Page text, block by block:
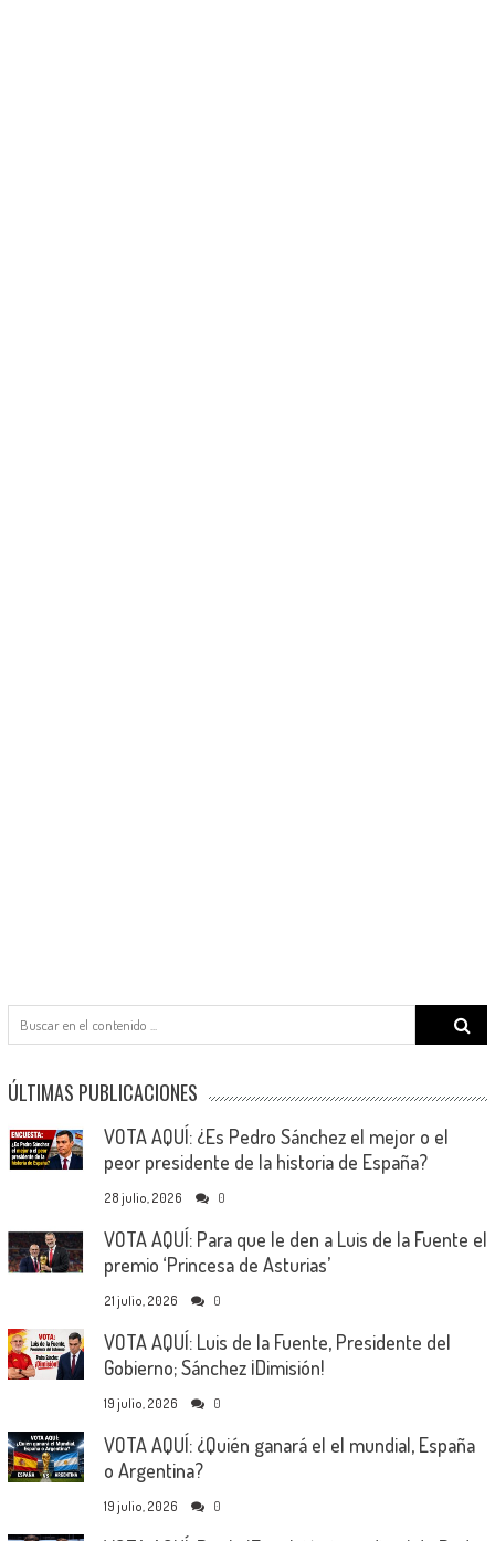
Search
ÚLTIMAS PUBLICACIONES
VOTA AQUÍ: ¿Es Pedro Sánchez el mejor o el
peor presidente de la historia de España?
28 julio, 2026 0
VOTA AQUÍ: Para que le den a Luis de la Fuente el
premio ‘Princesa de Asturias’
21 julio, 2026 0
VOTA AQUÍ: Luis de la Fuente, Presidente del
Gobierno; Sánchez ¡Dimisión!
19 julio, 2026 0
VOTA AQUÍ: ¿Quién ganará el el mundial, España
o Argentina?
19 julio, 2026 0